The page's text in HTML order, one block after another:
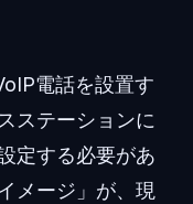
電話を設置す
ステーションに
定する必要があ
メージ」が、現